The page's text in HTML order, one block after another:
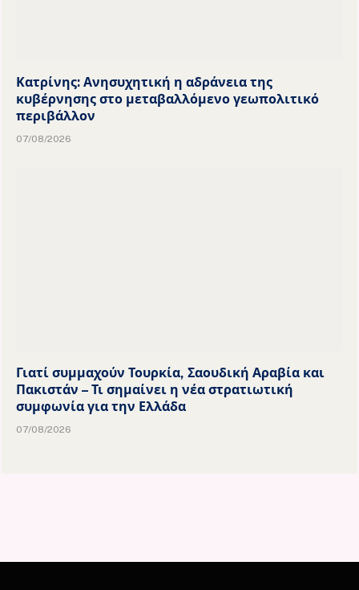
Κατρίνης: Ανησυχητική η αδράνεια της
κυβέρνησης στο μεταβαλλόμενο γεωπολιτικό
περιβάλλον
07/08/2026
Γιατί συμμαχούν Τουρκία, Σαουδική Αραβία και
Πακιστάν – Τι σημαίνει η νέα στρατιωτική
συμφωνία για την Ελλάδα
07/08/2026